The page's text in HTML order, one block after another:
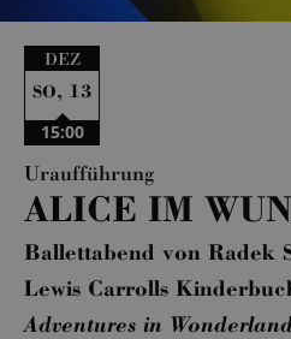
DEZ
SO, 13
15:00
Uraufführung
ALICE IM
Ballettabend von Radek
Lewis Carrolls
Adventures in